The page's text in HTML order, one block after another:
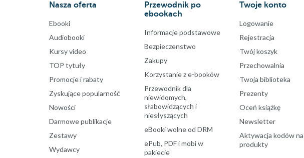
Nasza oferta
Ebooki
Audiobooki
Kursy video
TOP tytuły
Promocje i rabaty
Zyskujące popularność
Nowości
Darmowe publikacje
Zestawy
Wydawcy
Przewodnik po
ebookach
Informacje podstawowe
Bezpieczenstwo
Zakupy
Korzystanie z e-booków
Przewodnik dla
niewidomych,
słabowidzących i
niesłyszących
eBooki wolne od DRM
ePub, PDF i mobi w
pakiecie
Twoje konto
Logowanie
Rejestracja
Twój koszyk
Przechowalnia
Twoja biblioteka
Prezenty
Oceń książkę
Newsletter
Aktywacja kodów na
produkty